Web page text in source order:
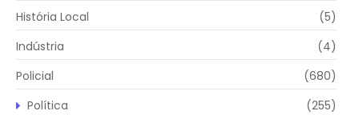
História Local
(5)
Indústria
(4)
Policial
(680)
Política
(255)